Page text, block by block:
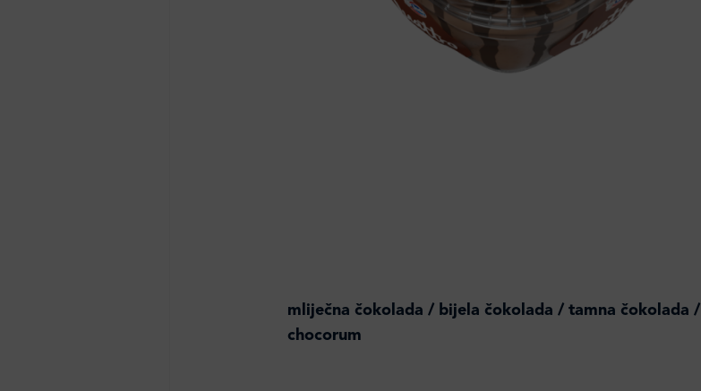
mliječna čokolada / bijela čokolada / tamna čokolada /
chocorum